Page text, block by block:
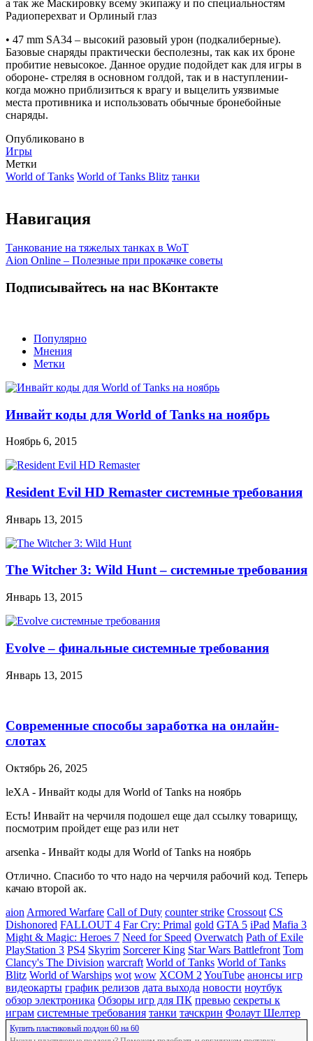
а так же Маскировку всему экипажу и по специальностям
Радиоперехват и Орлиный глаз
• 47 mm SA34 – высокий разовый урон (подкалиберные).
Базовые снаряды практически бесполезны, так как их броне
пробитие невысокое. Данное орудие подойдет как для игры в
обороне- стреляя в основном голдой, так и в наступлении-
когда можно приблизиться к врагу и выцелить уязвимые
места противника и использовать обычные бронебойные
снаряды.
Опубликовано в
Игры
Метки
World of Tanks World of Tanks Blitz танки
Навигация
Танкование на тяжелых танках в WoT
Aion Online – Полезные при прокачке советы
Подписывайтесь на нас ВКонтакте
Популярно
Мнения
Метки
Инвайт коды для World of Tanks на ноябрь
Ноябрь 6, 2015
Resident Evil HD Remaster системные требования
Январь 13, 2015
The Witcher 3: Wild Hunt – системные требования
Январь 13, 2015
Evolve – финальные системные требования
Январь 13, 2015
Современные способы заработка на онлайн-
слотах
Октябрь 26, 2025
leXA - Инвайт коды для World of Tanks на ноябрь
Есть! Инвайт на черчиля подошел еще дал ссылку товарищу,
посмотрим пройдет еще раз или нет
arsenka - Инвайт коды для World of Tanks на ноябрь
Отлично. Спасибо то что надо на черчиля рабочий код. Теперь
качаю второй ак.
aion Armored Warfare Call of Duty counter strike Crossout CS
Dishonored FALLOUT 4 Far Cry: Primal gold GTA 5 iPad Mafia 3
Might & Magic: Heroes 7 Need for Speed Overwatch Path of Exile
PlayStation 3 PS4 Skyrim Sorcerer King Star Wars Battlefront Tom
Clancy's The Division warcraft World of Tanks World of Tanks
Blitz World of Warships wot wow XCOM 2 YouTube анонсы игр
видеокарты график релизов дата выхода новости ноутбук
обзор электроника Обзоры игр для ПК превью секреты к
играм системные требования танки тачскрин Фолаут Шелтер
Купить пластиковый поддон 60 на 60